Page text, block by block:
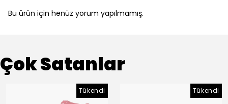
Bu ürün için henüz yorum yapılmamış.
Çok Satanlar
Tükendi Tükendi